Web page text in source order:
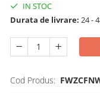
IN STOC
Durata de livrare: 24 -
Cod Produs: